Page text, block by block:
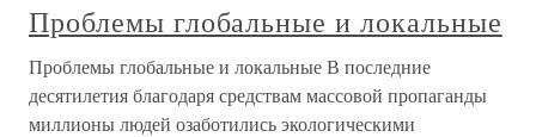
Проблемы глобальные и локальные
Проблемы глобальные и локальные В последние
десятилетия благодаря средствам массовой пропаганды
миллионы людей озаботились экологическими